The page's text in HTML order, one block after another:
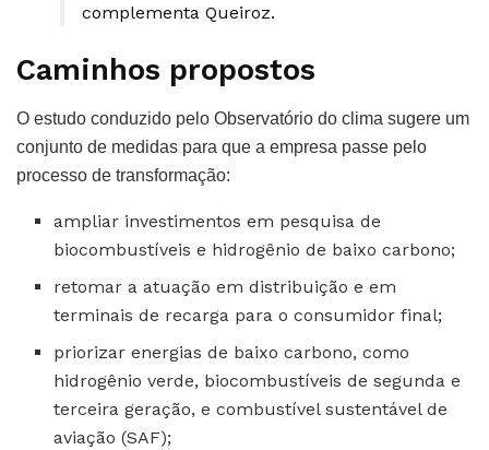
complementa Queiroz.
Caminhos propostos
O estudo conduzido pelo Observatório do clima sugere um
conjunto de medidas para que a empresa passe pelo
processo de transformação:
ampliar investimentos em pesquisa de
biocombustíveis e hidrogênio de baixo carbono;
retomar a atuação em distribuição e em
terminais de recarga para o consumidor final;
priorizar energias de baixo carbono, como
hidrogênio verde, biocombustíveis de segunda e
terceira geração, e combustível sustentável de
aviação (SAF);